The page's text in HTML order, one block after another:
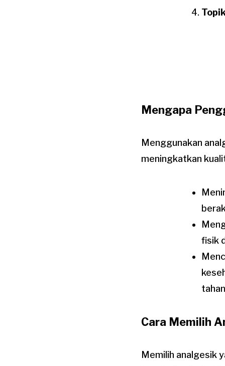
Mengapa
Menggunakan
meningkatkan
fisik
Cara Memilih
Memilih analgesik